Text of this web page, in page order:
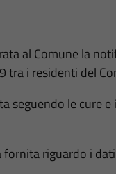
al Comune la
i residenti del
seguendo le cure
riguardo i